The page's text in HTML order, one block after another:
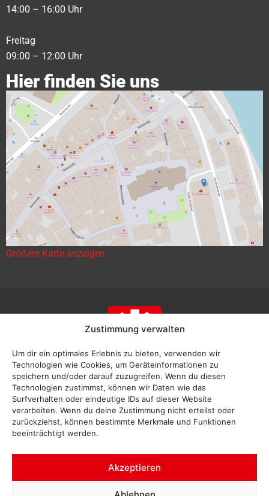
Zustimmung verwalten
Um dir ein optimales Erlebnis zu bieten, verwenden wir
Technologien wie Cookies, um Geräteinformationen zu
speichern und/oder darauf zuzugreifen. Wenn du diesen
Technologien zustimmst, können wir Daten wie das
Surfverhalten oder eindeutige IDs auf dieser Website
verarbeiten. Wenn du deine Zustimmung nicht erteilst oder
zurückziehst, können bestimmte Merkmale und Funktionen
beeinträchtigt werden.
Akzeptieren
14:00 – 16:00 Uhr
Freitag
09:00 – 12:00 Uhr
Hier finden Sie uns
Größere Karte anzeigen